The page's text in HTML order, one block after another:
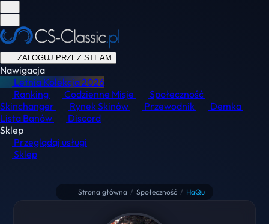
ZALOGUJ PRZEZ STEAM
Nawigacja
Letnia Kolekcja2026
Ranking
Codzienne Misje
Społeczność
Skinchanger
Rynek Skinów Przewodnik
Demka
Lista Banów
Discord
Sklep
Przeglądaj usługi
Sklep
Strona główna / Społeczność / HaQu